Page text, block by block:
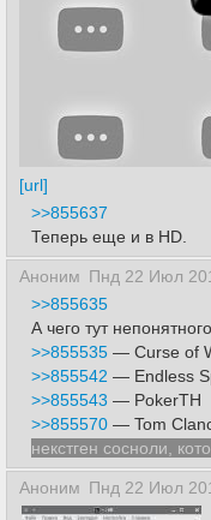
[url]
>>855637
Теперь еще и в HD.
Аноним Пнд 22 Июл
>>855635
А чего тут
>>855535 — Curse of
>>855542 — Endless
>>855543 — PokerTH
>>855570 — Tom
некстген сосноли,
Аноним Пнд 22 Июл